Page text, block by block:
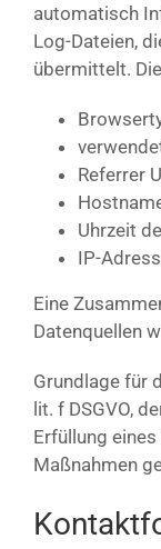
automatisch
Log-Dateien,
übermittelt.
Referrer
Uhrzeit
IP-
Eine
Datenquellen
Grundlage für
lit. f DSGVO,
Erfüllung
Maßnahmen